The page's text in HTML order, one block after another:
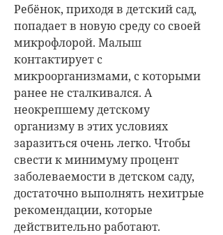
Ребёнок, приходя в детский сад,
попадает в новую среду со своей
микрофлорой. Малыш
контактирует с
микроорганизмами, с которыми
ранее не сталкивался. А
неокрепшему детскому
организму в этих условиях
заразиться очень легко. Чтобы
свести к минимуму процент
заболеваемости в детском саду,
достаточно выполнять нехитрые
рекомендации, которые
действительно работают.